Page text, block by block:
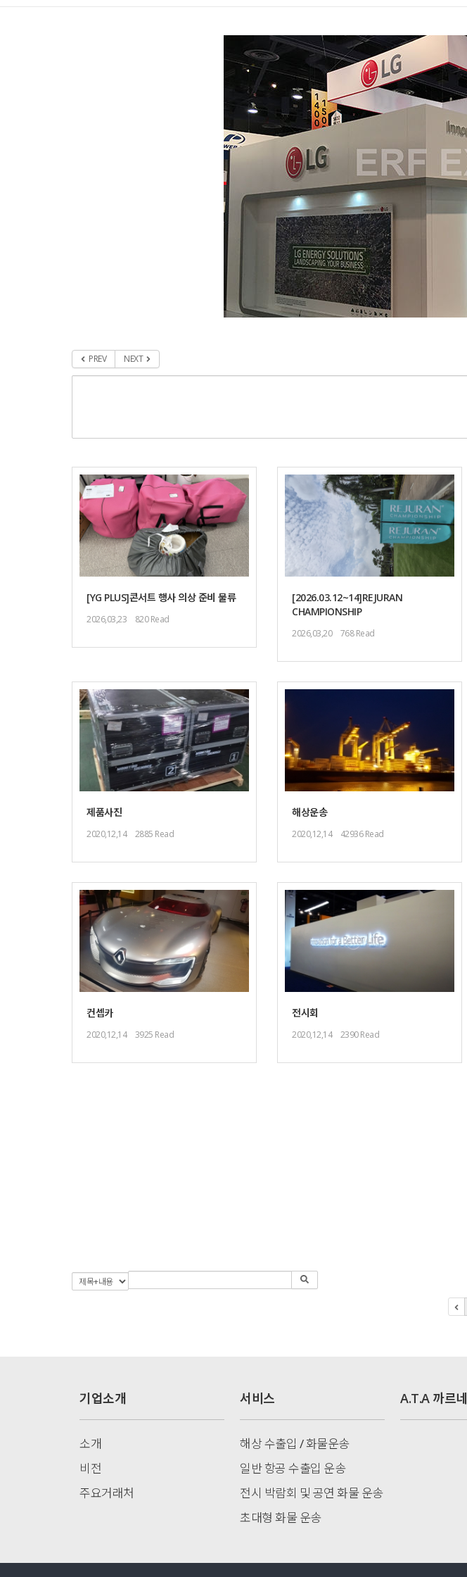
PREV NEXT
[YG PLUS]콘서트 행사 의상 준비 물류
2026,03,23 820 Read
[2026.03.12~14]REJURAN
CHAMPIONSHIP
2026,03,20 768 Read
제품사진
2020,12,14 2885 Read
해상운송
2020,12,14 42936 Read
컨셉카
2020,12,14 3925 Read
전시회
2020,12,14 2390 Read
기업소개
소개
비전
주요거래처
서비스
해상 수출입 / 화물운송
일반 항공 수출입 운송
전시 박람회 및 공연 화물 운송
초대형 화물 운송
A.T.A 까르네